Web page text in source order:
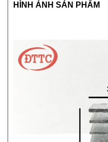
HÌNH ẢNH SẢN PHẨM